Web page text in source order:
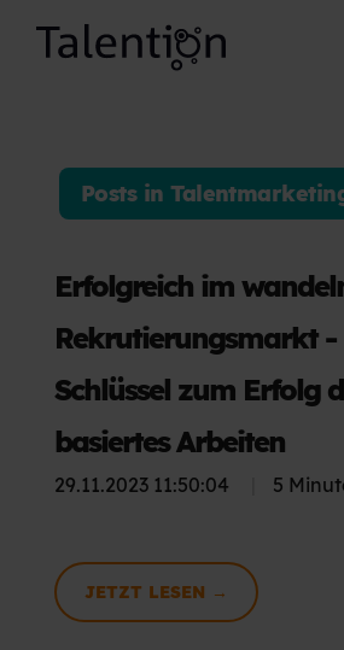
Posts in
Erfolgreich im
Rekrutierungsmarkt -
Schlüssel zum Erfolg
basiertes Arbeiten
29.11.2023 11:50:04 5
JETZT LESEN →